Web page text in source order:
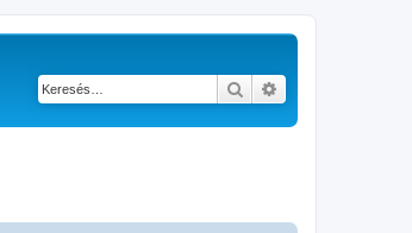
Keresés